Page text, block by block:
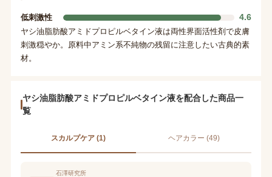
低刺激性 4.6
ヤシ油脂肪酸アミドプロピルベタイン液は両性界面活性剤で皮膚
刺激穏やか。原料中アミン系不純物の残留に注意したい古典的素
材。
ヤシ油脂肪酸アミドプロピルベタイン液を配合した商品一
覧
スカルプケア (1) ヘアカラー (49)
石澤研究所